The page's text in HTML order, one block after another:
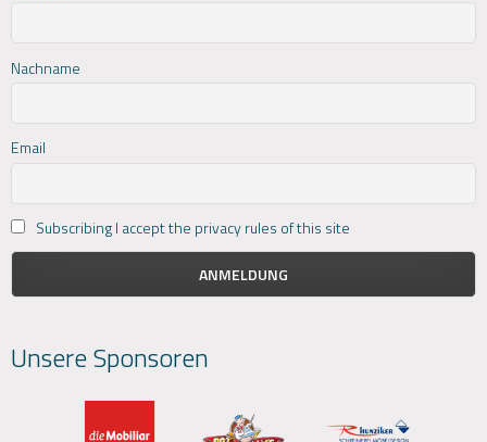
Nachname
Email
Subscribing I accept the privacy rules of this site
Unsere Sponsoren